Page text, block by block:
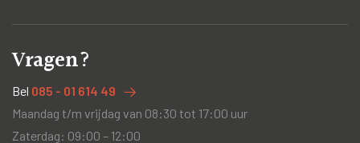
Vragen?
Bel 085 - 01 614 49
Maandag t/m vrijdag van 08:30 tot 17:00 uur
Zaterdag: 09:00 – 12:00